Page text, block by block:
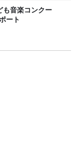
も音楽コンクー
ート